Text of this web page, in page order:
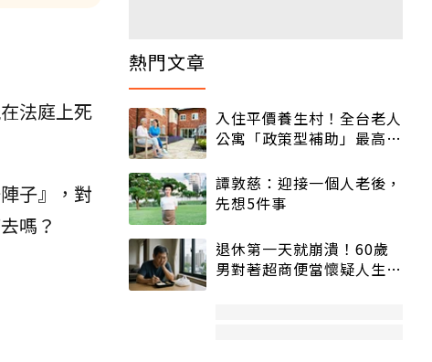
法庭上死
子』，對
嗎？
熱門文章
入住平價養生村！全台老人
公寓「政策型補助」最高打
譚敦慈：迎接一個人老後，
先想5件事
退休第一天就崩潰！60歲
男對著超商便當懷疑人生